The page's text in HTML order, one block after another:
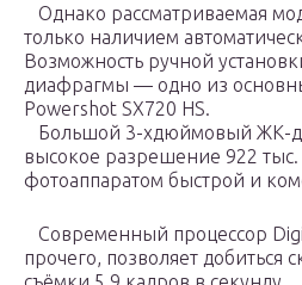
Однако рассматриваемая
только наличием
Возможность ручной
диафрагмы — одно из
Powershot SX720 HS.
Большой 3-хдюймовый ЖК-
высокое разрешение 922 тыс.
фотоаппаратом быстрой и
Современный процессор
прочего, позволяет добиться